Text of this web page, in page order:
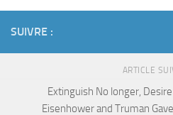
SUIVRE :
ARTICLE
Extinguish No longer,
Eisenhower and Truman